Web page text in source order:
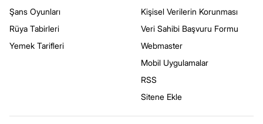
Şans Oyunları
Rüya Tabirleri
Yemek Tarifleri
Kişisel Verilerin Korunması
Veri Sahibi Başvuru Formu
Webmaster
Mobil Uygulamalar
RSS
Sitene Ekle